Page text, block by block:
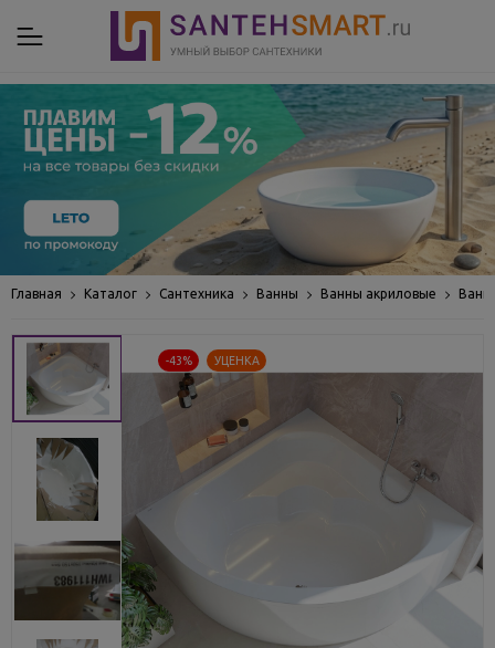
Главная Каталог Сантехника Ванны Ванны акриловые
-43% УЦЕНКА